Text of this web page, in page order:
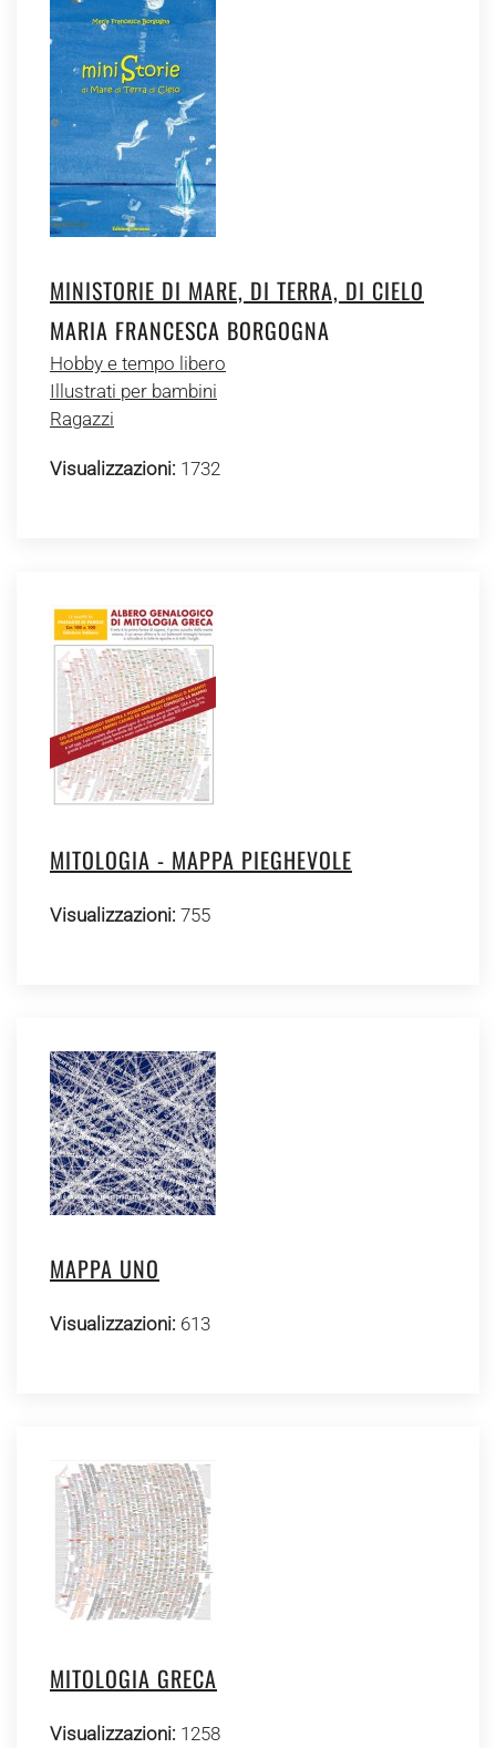
MINISTORIE DI MARE, DI TERRA, DI CIELO
MARIA FRANCESCA BORGOGNA
Hobby e tempo libero
Illustrati per bambini
Ragazzi
Visualizzazioni: 1732
MITOLOGIA - MAPPA PIEGHEVOLE
Visualizzazioni: 755
MAPPA UNO
Visualizzazioni: 613
MITOLOGIA GRECA
Visualizzazioni: 1258